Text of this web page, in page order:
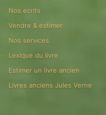
Nos ecrits
Vendre & estimer
Nos services
Lexique du livre
Estimer un livre ancien
Livres anciens Jules Verne